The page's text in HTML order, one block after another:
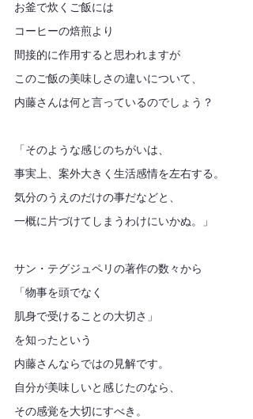
お釜で炊くご飯には
コーヒーの焙煎より
間接的に作用すると思われますが
このご飯の美味しさの違いについて、
内藤さんは何と言っているのでしょう？
「そのような感じのちがいは、
事実上、案外大きく生活感情を左右する。
気分のうえのだけの事だなどと、
一概に片づけてしまうわけにいかぬ。」
サン・テグジュペリの著作の数々から
「物事を頭でなく
肌身で受けることの大切さ」
を知ったという
内藤さんならではの見解です。
自分が美味しいと感じたのなら、
その感覚を大切にすべき。